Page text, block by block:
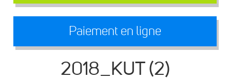
Paiement en ligne
2018_KUT (2)